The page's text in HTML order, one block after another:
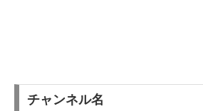
チャンネル名